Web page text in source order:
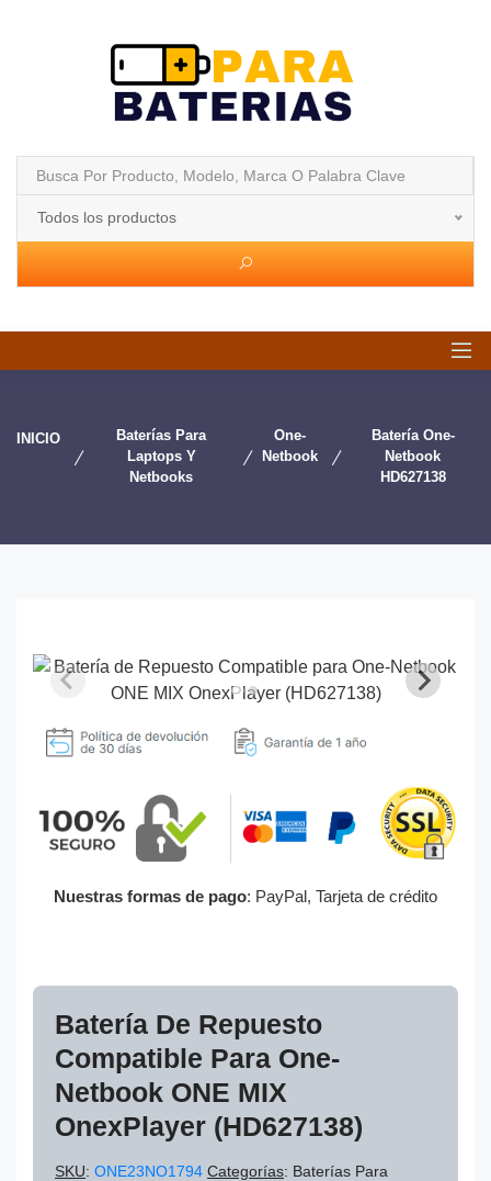
Todos los productos
INICIO
Baterías Para
Laptops Y
Netbooks
One-
Netbook
Batería One-
Netbook
HD627138
Nuestras formas de pago: PayPal, Tarjeta de crédito
Batería De Repuesto
Compatible Para One-
Netbook ONE MIX
OnexPlayer (HD627138)
SKU: ONE23NO1794 Categorías: Baterías Para